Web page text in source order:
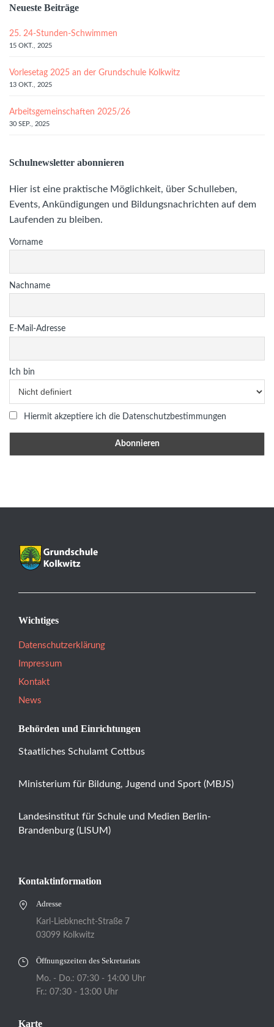
Neueste Beiträge
25. 24-Stunden-Schwimmen
15 OKT., 2025
Vorlesetag 2025 an der Grundschule Kolkwitz
13 OKT., 2025
Arbeitsgemeinschaften 2025/26
30 SEP., 2025
Schulnewsletter abonnieren
Hier ist eine praktische Möglichkeit, über Schulleben,
Events, Ankündigungen und Bildungsnachrichten auf dem
Laufenden zu bleiben.
Vorname
Nachname
E-Mail-Adresse
Ich bin
Hiermit akzeptiere ich die Datenschutzbestimmungen
Wichtiges
Datenschutzerklärung
Impressum
Kontakt
News
Behörden und Einrichtungen
Staatliches Schulamt Cottbus
Ministerium für Bildung, Jugend und Sport (MBJS)
Landesinstitut für Schule und Medien Berlin-
Brandenburg (LISUM)
Kontaktinformation
Adresse
Karl-Liebknecht-Straße 7
03099 Kolkwitz
Öffnungszeiten des Sekretariats
Mo. - Do.: 07:30 - 14:00 Uhr
Fr.: 07:30 - 13:00 Uhr
Karte